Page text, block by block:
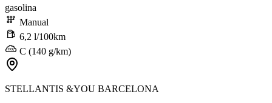
gasolina
Manual
6,2 l/100km
C (140 g/km)
STELLANTIS &YOU BARCELONA